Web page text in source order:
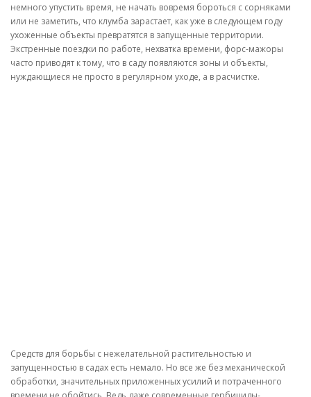
немного упустить время, не начать вовремя бороться с сорняками
или не заметить, что клумба зарастает, как уже в следующем году
ухоженные объекты превратятся в запущенные территории.
Экстренные поездки по работе, нехватка времени, форс-мажоры
часто приводят к тому, что в саду появляются зоны и объекты,
нуждающиеся не просто в регулярном уходе, а в расчистке.
Средств для борьбы с нежелательной растительностью и
запущенностью в садах есть немало. Но все же без механической
обработки, значительных приложенных усилий и потраченного